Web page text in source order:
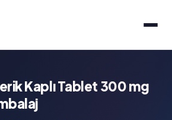
Kaplı Tablet 300 mg